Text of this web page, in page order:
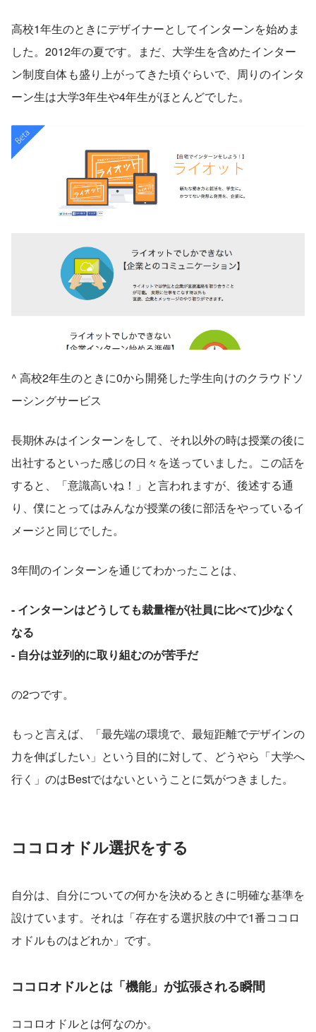
高校1年生のときにデザイナーとしてインターンを始めま
した。2012年の夏です。まだ、大学生を含めたインター
ン制度自体も盛り上がってきた頃ぐらいで、周りのインタ
ーン生は大学3年生や4年生がほとんどでした。
^ 高校2年生のときに0から開発した学生向けのクラウドソ
ーシングサービス
長期休みはインターンをして、それ以外の時は授業の後に
出社するといった感じの日々を送っていました。この話を
すると、「意識高いね！」と言われますが、後述する通
り、僕にとってはみんなが授業の後に部活をやっているイ
メージと同じでした。
3年間のインターンを通じてわかったことは、
- インターンはどうしても裁量権が(社員に比べて)少なく
なる
- 自分は並列的に取り組むのが苦手だ
の2つです。
もっと言えば、「最先端の環境で、最短距離でデザインの
力を伸ばしたい」という目的に対して、どうやら「大学へ
行く」のはBestではないということに気がつきました。
ココロオドル選択をする
自分は、自分についての何かを決めるときに明確な基準を
設けています。それは「存在する選択肢の中で1番ココロ
オドルものはどれか」です。
ココロオドルとは「機能」が拡張される瞬間
ココロオドルとは何なのか。